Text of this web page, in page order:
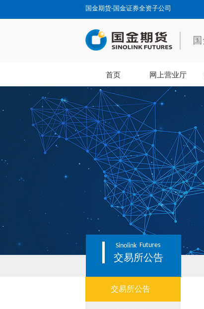
国金期货-国金证券全资子公司
首页 网上营业厅
Sinolink Futures
交易所公告
交易所公告